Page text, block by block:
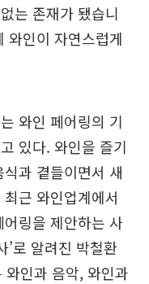
는 존재가 됐습니
와인이 자연스럽게
와인 페어링의 기
있다. 와인을 즐기
과 곁들이면서 새
근 와인업계에서
링을 제안하는 사
’로 알려진 박철환
와인과 음악, 와인과